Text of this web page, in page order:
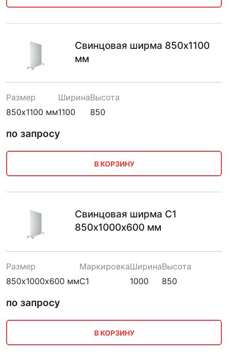
Свинцовая ширма 850х1100
мм
Размер
850х1100 мм
Ширина
1100
Высота
850
по запросу
В КОРЗИНУ
Свинцовая ширма С1
850х1000х600 мм
Размер
850х1000х600 мм
Маркировка
С1
Ширина
1000
Высота
850
по запросу
В КОРЗИНУ